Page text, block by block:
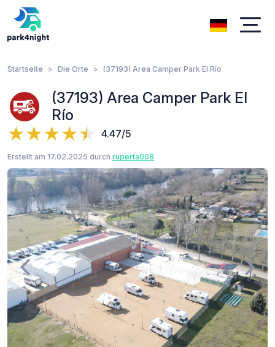
Startseite Die Orte (37193) Area Camper Park El Río
(37193) Area Camper Park El
Río
4.47/5
Erstellt am 17.02.2025 durch ruperta008